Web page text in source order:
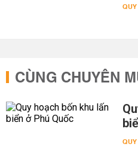
CÙNG CHUYÊN